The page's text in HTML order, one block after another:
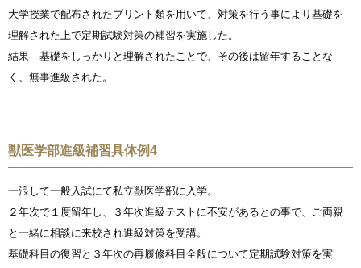
大学授業で配布されたプリント類を用いて、対策を行う事により基礎を
理解された上で定期試験対策の補習を実施した。
結果 基礎をしっかりと理解されたことで、その後は留年することな
く、無事進級された。
獣医学部進級補習具体例4
一浪して一般入試にて私立獣医学部に入学。
２年次で１度留年し、３年次進級テストに不安があるとの事で、ご両親
と一緒に相談に来校され進級対策を受講。
基礎科目の復習と３年次の再履修科目全般について定期試験対策を実